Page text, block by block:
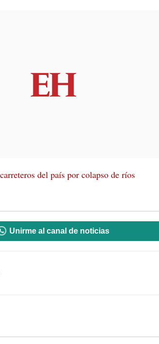
del país por colapso de ríos
Unirme al canal de noticias